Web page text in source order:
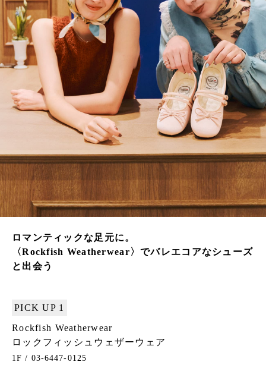
ロマンティックな足元に。
〈Rockfish Weatherwear〉でバレエコアなシューズ
と出会う
PICK UP 1
Rockfish Weatherwear
ロックフィッシュウェザーウェア
1F / 03-6447-0125